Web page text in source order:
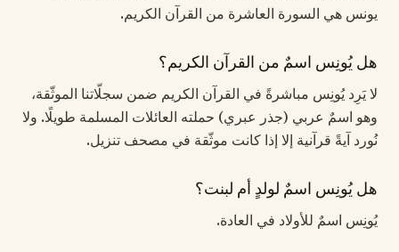
يونس هي السورة العاشرة من القرآن الكريم.
هل يُونِس اسمٌ من القرآن الكريم؟
لا يَرِد يُونِس مباشرةً في القرآن الكريم ضمن سجلّاتنا الموثّقة،
وهو اسمٌ عربي (جذر عبري) حملته العائلات المسلمة طويلًا. ولا
نُورد آيةً قرآنية إلا إذا كانت موثّقة في مصحف تنزيل.
هل يُونِس اسمٌ لولدٍ أم لبنت؟
يُونِس اسمٌ للأولاد في العادة.